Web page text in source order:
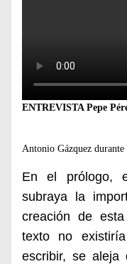
ENTREVISTA Pepe
Antonio Gázquez durante
En el prólogo,
subraya la
creación de
texto no
escribir, se aleja